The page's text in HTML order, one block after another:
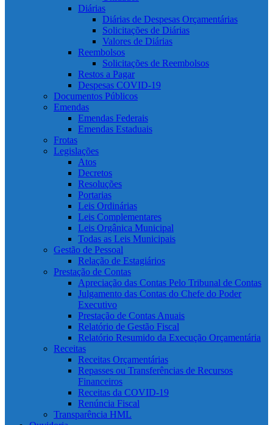
Diárias
Diárias de Despesas Orçamentárias
Solicitações de Diárias
Valores de Diárias
Reembolsos
Solicitações de Reembolsos
Restos a Pagar
Despesas COVID-19
Documentos Públicos
Emendas
Emendas Federais
Emendas Estaduais
Frotas
Legislações
Atos
Decretos
Resoluções
Portarias
Leis Ordinárias
Leis Complementares
Leis Orgânica Municipal
Todas as Leis Municipais
Gestão de Pessoal
Relação de Estagiários
Prestação de Contas
Apreciação das Contas Pelo Tribunal de Contas
Julgamento das Contas do Chefe do Poder
Executivo
Prestação de Contas Anuais
Relatório de Gestão Fiscal
Relatório Resumido da Execução Orçamentária
Receitas
Receitas Orçamentárias
Repasses ou Transferências de Recursos
Financeiros
Receitas da COVID-19
Renúncia Fiscal
Transparência HML